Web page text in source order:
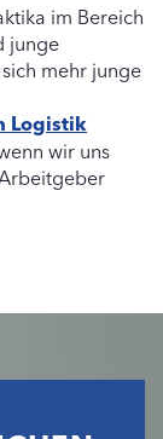
im Bereich
junge
mehr junge
Logistik
wir uns